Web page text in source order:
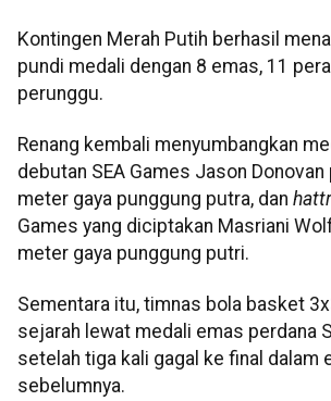
Kontingen Merah Putih berhasil
pundi medali dengan 8 emas, 11
perunggu.
Renang kembali menyumbangkan
debutan SEA Games Jason
meter gaya punggung putra, dan
Games yang diciptakan Masriani
meter gaya punggung putri.
Sementara itu, timnas bola basket
sejarah lewat medali emas perdana
setelah tiga kali gagal ke final dalam
sebelumnya.